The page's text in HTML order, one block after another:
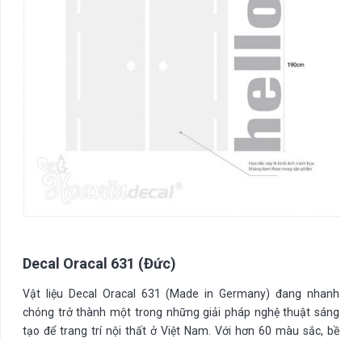
Decal Oracal 631 (Đức)
Vật liệu Decal Oracal 631 (Made in Germany) đang nhanh
chóng trở thành một trong những giải pháp nghệ thuật sáng
tạo để trang trí nội thất ở Việt Nam. Với hơn 60 màu sắc, bề